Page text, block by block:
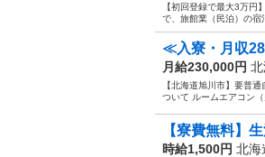
【初回登録で最大3万円
で、旅館業（民泊）の宿
≪入寮・月収
月給230,000円
【北海道旭川市】要普
ついて ルームエアコン
【寮費無料】
時給1,500円 北海